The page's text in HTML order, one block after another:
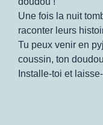
Une fois la nuit
raconter leurs
Tu peux venir en
coussin, ton
Installe-toi et